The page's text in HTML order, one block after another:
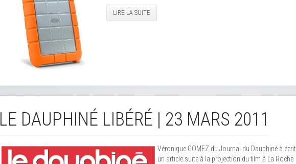
LIRE LA SUITE
LE DAUPHINÉ LIBÉRÉ | 23 MARS 2011
Véronique GOMEZ du Journal du Dauphiné à écrit
un article suite à la projection du film à La Roche